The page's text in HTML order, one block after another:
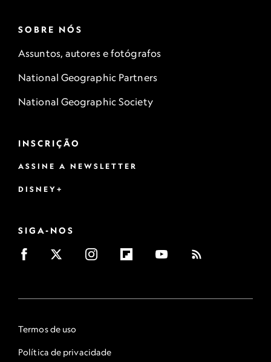
SOBRE NÓS
Assuntos, autores e fotógrafos
National Geographic Partners
National Geographic Society
INSCRIÇÃO
ASSINE A NEWSLETTER
DISNEY+
SIGA-NOS
Termos de uso
Política de privacidade